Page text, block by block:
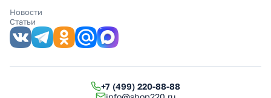
Новости
Статьи
+7 (499) 220-88-88